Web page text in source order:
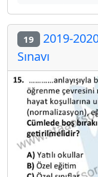
19 2019-
Sınavı